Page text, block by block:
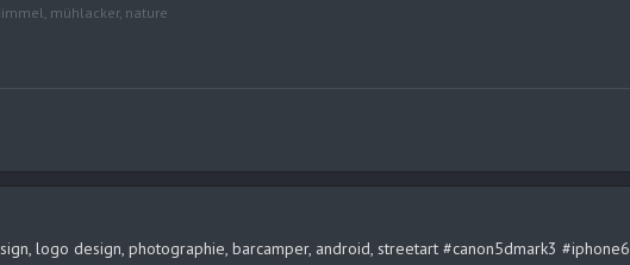
, mühlacker, nature
logo design, photographie, barcamper, android, streetart #canon5dmark3 #iphone6